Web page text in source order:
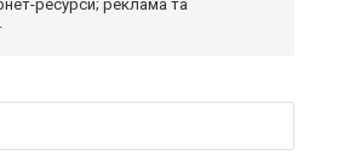
ресурси; реклама та